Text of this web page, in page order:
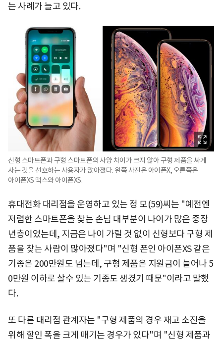
는 사례가 늘고 있다.
신형 스마트폰과 구형 스마트폰의 사양 차이가 크지 않아 구형 제품을 싸게
사는 것을 선호하는 사용자가 많아졌다. 왼쪽 사진은 아이폰X, 오른쪽은
아이폰XS 맥스와 아이폰XS.
휴대전화 대리점을 운영하고 있는 정 모(59)씨는 "예전엔
저렴한 스마트폰을 찾는 손님 대부분이 나이가 많은 중장
년층이었는데, 지금은 나이 가릴 것 없이 신형보다 구형 제
품을 찾는 사람이 많아졌다"며 "신형 폰인 아이폰XS 같은
기종은 200만원도 넘는데, 구형 제품은 지원금이 늘어나 5
0만원 이하로 살수 있는 기종도 생겼기 때문"이라고 말했
다.
또 다른 대리점 관계자는 "구형 제품의 경우 재고 소진을
위해 할인 폭을 크게 매기는 경우가 있다"며 "신형 제품과